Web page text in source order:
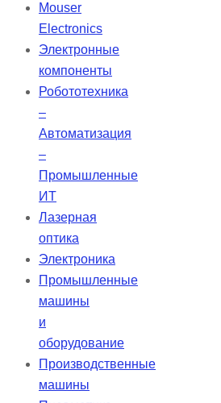
Mouser
Electronics
Электронные
компоненты
Робототехника
–
Автоматизация
–
Промышленные
ИТ
Лазерная
оптика
Электроника
Промышленные
машины
и
оборудование
Производственные
машины